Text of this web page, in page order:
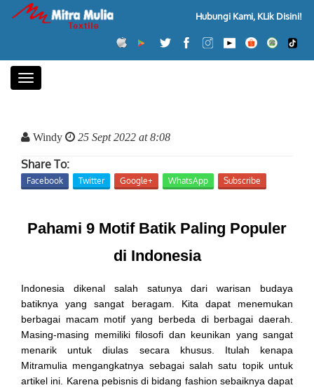
Hubungi Kami, KLik Disini!
Toggle
Windy 25 Sept 2022 at 8:08
Share To:
Facebook Twitter Google+ WhatsApp Subscribe
Pahami 9 Motif Batik Paling Populer
di Indonesia
Indonesia dikenal salah satunya dari warisan budaya
batiknya yang sangat beragam. Kita dapat menemukan
berbagai macam motif yang berbeda di berbagai daerah.
Masing-masing memiliki filosofi dan keunikan yang sangat
menarik untuk diulas secara khusus. Itulah kenapa
Mitramulia mengangkatnya sebagai salah satu topik untuk
artikel ini. Karena pebisnis di bidang fashion sebaiknya dapat